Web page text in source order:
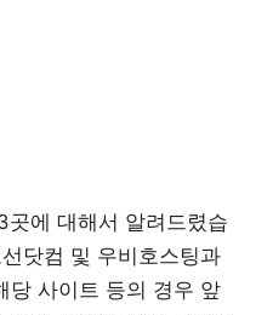
에 대해서 알려드렸습
닷컴 및 우비호스팅과
당 사이트 등의 경우 앞